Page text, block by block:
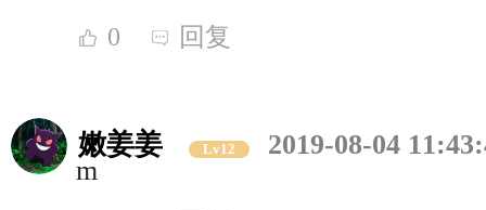
0 回复
嫩姜姜 Lv12
2019-08-04
m